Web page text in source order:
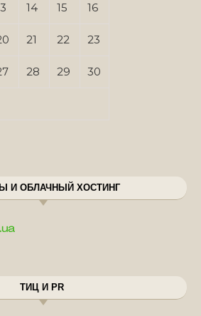
14 15 16
21 22 23
28 29 30
И ОБЛАЧНЫЙ ХОСТИНГ
ТИЦ И PR